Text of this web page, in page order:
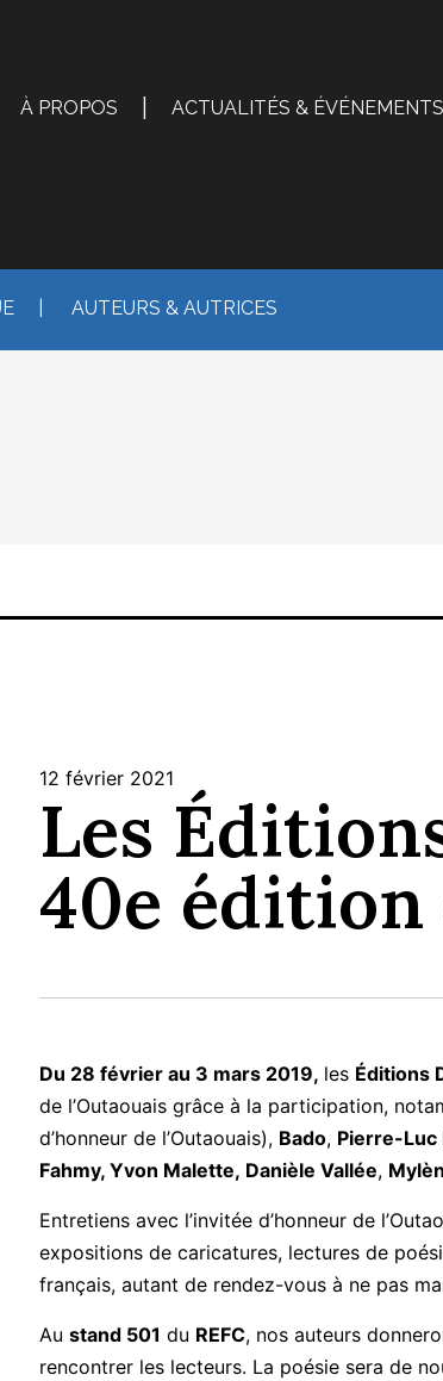
À PROPOS
ACTUALITÉS & ÉVÉNEMENTS
AUTEURS & AUTRICES
12 février 2021
Les
40e édition
Du 28 février au 3 mars 2019, les Éditions
de l’Outaouais grâce à la participation,
d’honneur de l’Outaouais), Bado, Pierre-Luc
Fahmy, Yvon Malette, Danièle Vallée,
Entretiens avec l’invitée d’honneur de
expositions de caricatures, lectures de
français, autant de rendez-vous à ne pas
Au stand 501 du REFC, nos auteurs
rencontrer les lecteurs. La poésie sera de